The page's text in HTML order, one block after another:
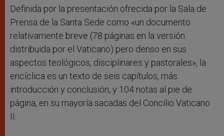
Definida por la presentación ofrecida por la Sala de
Prensa de la Santa Sede como «un documento
relativamente breve (78 páginas en la versión
distribuida por el Vaticano) pero denso en sus
aspectos teológicos, disciplinares y pastorales», la
encíclica es un texto de seis capítulos, más
introducción y conclusión, y 104 notas al pie de
página, en su mayoría sacadas del Concilio Vaticano
II.